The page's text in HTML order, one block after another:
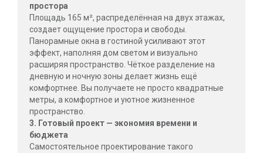
простора
Площадь 165 м², распределённая на двух этажах,
создает ощущение простора и свободы.
Панорамные окна в гостиной усиливают этот
эффект, наполняя дом светом и визуально
расширяя пространство. Чёткое разделение на
дневную и ночную зоны делает жизнь ещё
комфортнее. Вы получаете не просто квадратные
метры, а комфортное и уютное жизненное
пространство.
3. Готовый проект — экономия времени и
бюджета
Самостоятельное проектирование такого